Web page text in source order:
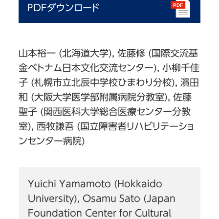
PDFダウンロード
山本裕一 (北海道大学), 佐藤修 (国際交流基
金ベトナム日本文化交流センター), 小柳千佳
子 (札幌市立北辰中学校ひまわり分校), 濱田
和 (大阪大学医学部附属病院分教室), 佐藤
聖子 (関西医科大学総合医療センター分教
室), 西牧謙吾 (国立障害者リハビリテーショ
ンセンター病院)
Yuichi Yamamoto (Hokkaido
University), Osamu Sato (Japan
Foundation Center for Cultural